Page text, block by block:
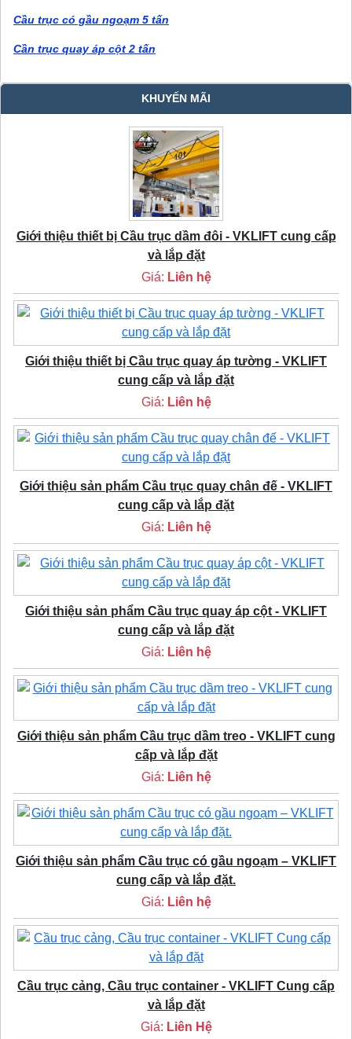
Cầu trục có gầu ngoạm 5 tấn
Cần trục quay áp cột 2 tấn
KHUYẾN MÃI
Giới thiệu thiết bị Cầu trục dầm đôi - VKLIFT cung cấp
và lắp đặt
Giá: Liên hệ
Giới thiệu thiết bị Cầu trục quay áp tường - VKLIFT
cung cấp và lắp đặt
Giá: Liên hệ
Giới thiệu sản phẩm Cầu trục quay chân đế - VKLIFT
cung cấp và lắp đặt
Giá: Liên hệ
Giới thiệu sản phẩm Cầu trục quay áp cột - VKLIFT
cung cấp và lắp đặt
Giá: Liên hệ
Giới thiệu sản phẩm Cầu trục dầm treo - VKLIFT cung
cấp và lắp đặt
Giá: Liên hệ
Giới thiệu sản phẩm Cầu trục có gầu ngoạm – VKLIFT
cung cấp và lắp đặt.
Giá: Liên hệ
Cầu trục cảng, Cầu trục container - VKLIFT Cung cấp
và lắp đặt
Giá: Liên Hệ